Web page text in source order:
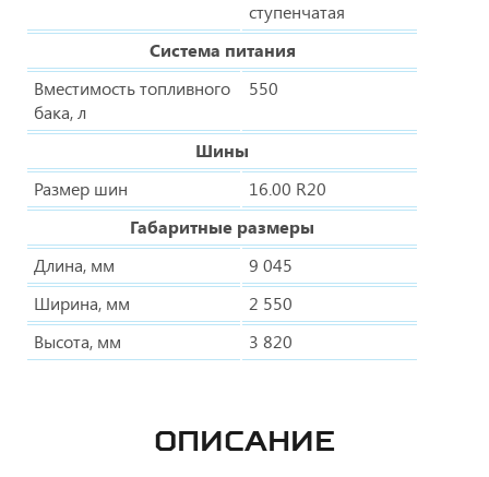
ступенчатая
Система питания
Вместимость топливного
бака, л
550
Шины
Размер шин
16.00 R20
Габаритные размеры
Длина, мм
9 045
Ширина, мм
2 550
Высота, мм
3 820
ОПИСАНИЕ